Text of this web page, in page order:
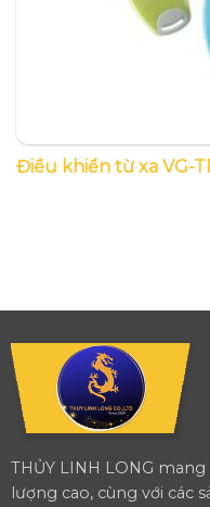
Điều khiển từ xa VG-
THỦY LINH LONG
lượng cao, cùng với các